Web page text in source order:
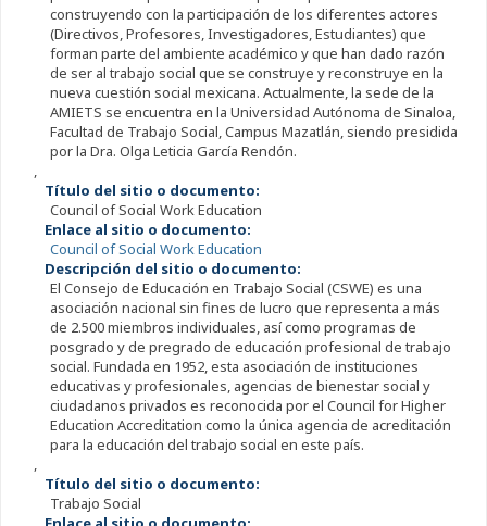
construyendo con la participación de los diferentes actores
(Directivos, Profesores, Investigadores, Estudiantes) que
forman parte del ambiente académico y que han dado razón
de ser al trabajo social que se construye y reconstruye en la
nueva cuestión social mexicana. Actualmente, la sede de la
AMIETS se encuentra en la Universidad Autónoma de Sinaloa,
Facultad de Trabajo Social, Campus Mazatlán, siendo presidida
por la Dra. Olga Leticia García Rendón.
,
Título del sitio o documento:
Council of Social Work Education
Enlace al sitio o documento:
Council of Social Work Education
Descripción del sitio o documento:
El Consejo de Educación en Trabajo Social (CSWE) es una
asociación nacional sin fines de lucro que representa a más
de 2.500 miembros individuales, así como programas de
posgrado y de pregrado de educación profesional de trabajo
social. Fundada en 1952, esta asociación de instituciones
educativas y profesionales, agencias de bienestar social y
ciudadanos privados es reconocida por el Council for Higher
Education Accreditation como la única agencia de acreditación
para la educación del trabajo social en este país.
,
Título del sitio o documento:
Trabajo Social